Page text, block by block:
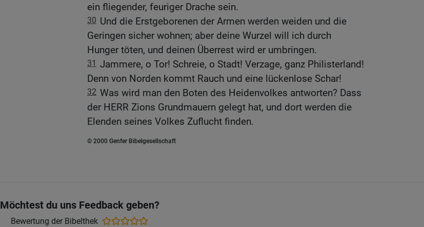
ein fliegender, feuriger Drache sein.
30 Und die Erstgeborenen der Armen werden weiden und die
Geringen sicher wohnen; aber deine Wurzel will ich durch
Hunger töten, und deinen Überrest wird er umbringen.
31 Jammere, o Tor! Schreie, o Stadt! Verzage, ganz Philisterland!
Denn von Norden kommt Rauch und eine lückenlose Schar!
32 Was wird man den Boten des Heidenvolkes antworten? Dass
der HERR Zions Grundmauern gelegt hat, und dort werden die
Elenden seines Volkes Zuflucht finden.
© 2000 Genfer Bibelgesellschaft
Möchtest du uns Feedback geben?
Bewertung der Bibelthek